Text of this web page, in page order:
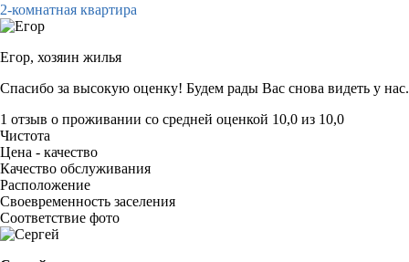
2-комнатная квартира
Егор, хозяин жилья
Спасибо за высокую оценку! Будем рады Вас снова видеть у нас.
1 отзыв о проживании со средней оценкой 10,0 из 10,0
Чистота
Цена - качество
Качество обслуживания
Расположение
Своевременность заселения
Соответствие фото